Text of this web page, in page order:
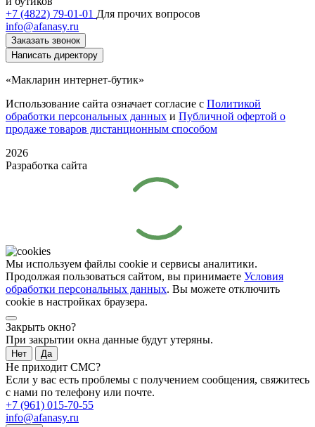
+7 (4822) 79-01-01 Для прочих вопросов
info@afanasy.ru
Заказать звонок
Написать директору
«Макларин интернет-бутик»
Использование сайта означает согласие с Политикой
обработки персональных данных и Публичной офертой о
продаже товаров дистанционным способом
2026
Разработка сайта
Мы используем файлы cookie и сервисы аналитики.
Продолжая пользоваться сайтом, вы принимаете Условия
обработки персональных данных. Вы можете отключить
cookie в настройках браузера.
Закрыть окно?
При закрытии окна данные будут утеряны.
Нет Да
Не приходит СМС?
Если у вас есть проблемы с получением сообщения, свяжитесь
с нами по телефону или почте.
+7 (961) 015-70-55
info@afanasy.ru